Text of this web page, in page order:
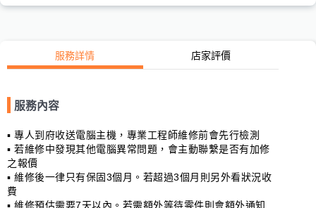
服務詳情 店家評價
服務內容
▪ 專人到府收送電腦主機，專業工程師維修前會先行檢測
▪ 若維修中發現其他電腦異常問題，會主動聯繫是否有加修
之報價
▪ 維修後一律只有保固3個月。若超過3個月則另外看狀況收
費
▪ 維修預估需要7天以內。若需額外等待零件則會額外通知